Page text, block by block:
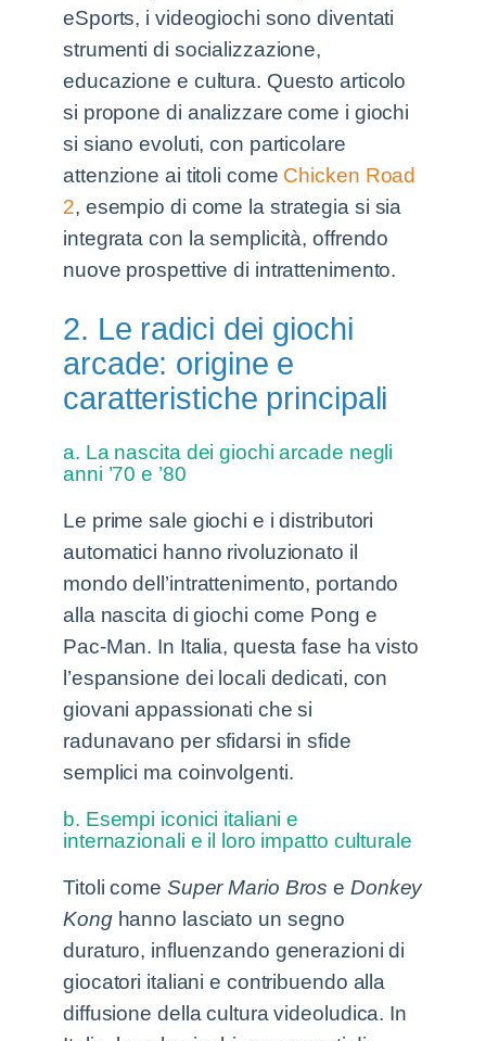
eSports, i videogiochi sono diventati
strumenti di socializzazione,
educazione e cultura. Questo articolo
si propone di analizzare come i giochi
si siano evoluti, con particolare
attenzione ai titoli come Chicken Road
2, esempio di come la strategia si sia
integrata con la semplicità, offrendo
nuove prospettive di intrattenimento.
2. Le radici dei giochi
arcade: origine e
caratteristiche principali
a. La nascita dei giochi arcade negli
anni ’70 e ’80
Le prime sale giochi e i distributori
automatici hanno rivoluzionato il
mondo dell’intrattenimento, portando
alla nascita di giochi come Pong e
Pac-Man. In Italia, questa fase ha visto
l’espansione dei locali dedicati, con
giovani appassionati che si
radunavano per sfidarsi in sfide
semplici ma coinvolgenti.
b. Esempi iconici italiani e
internazionali e il loro impatto culturale
Titoli come Super Mario Bros e Donkey
Konghanno lasciato un segno
duraturo, influenzando generazioni di
giocatori italiani e contribuendo alla
diffusione della cultura videoludica. In